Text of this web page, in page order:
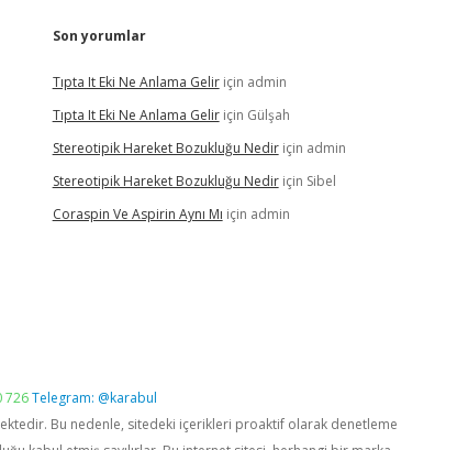
Son yorumlar
Tıpta It Eki Ne Anlama Geliriçin admin
Tıpta It Eki Ne Anlama Geliriçin Gülşah
Stereotipik Hareket Bozukluğu Nediriçin admin
Stereotipik Hareket Bozukluğu Nediriçin Sibel
Coraspin Ve Aspirin Aynı Mı için admin
726Telegram: @karabul
Bu nedenle, sitedeki içerikleri proaktif olarak denetleme